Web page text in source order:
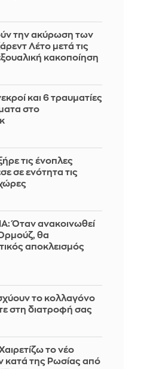
την ακύρωση των
Λέτο μετά τις
κακοποίηση
και 6 τραυματίες
στο
τις ένοπλες
σε ενότητα τις
Όταν ανακοινωθεί
θα
αποκλεισμός
το κολλαγόνο
στη διατροφή σας
το νέο
κατά της Ρωσίας από